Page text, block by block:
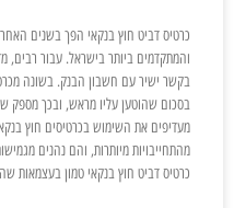
כרטיס דביט חוץ בנקאי הפך בשנים
והמתקדמים ביותר בישראל. עבור רבים,
בקשר ישיר עם חשבון הבנק. בשונה
בסכום שהוטען עליו מראש, ובכך מספק
מעדיפים את השימוש בכרטיסים חוץ
מהתחייבויות מיותרות, והם נהנים
כרטיס דביט חוץ בנקאי טמון בעצמאות